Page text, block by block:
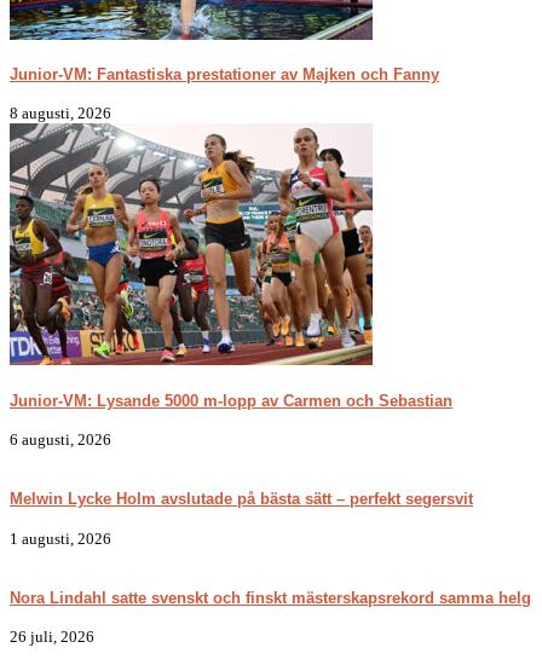
Junior-VM: Fantastiska prestationer av Majken och Fanny
8 augusti, 2026
Junior-VM: Lysande 5000 m-lopp av Carmen och Sebastian
6 augusti, 2026
Melwin Lycke Holm avslutade på bästa sätt – perfekt segersvit
1 augusti, 2026
Nora Lindahl satte svenskt och finskt mästerskapsrekord samma helg
26 juli, 2026